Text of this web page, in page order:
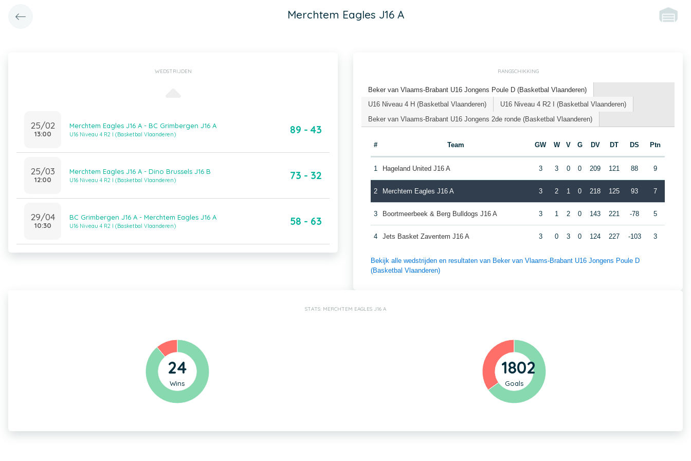
Merchtem Eagles J16 A
WEDSTRIJDEN
25/02
13:00
Merchtem Eagles J16 A - BC Grimbergen J16 A
U16 Niveau 4 R2 I (Basketbal Vlaanderen) 89 - 43
25/03
12:00
Merchtem Eagles J16 A - Dino Brussels J16 B
U16 Niveau 4 R2 I (Basketbal Vlaanderen) 73 - 32
29/04
10:30
BC Grimbergen J16 A - Merchtem Eagles J16 A
U16 Niveau 4 R2 I (Basketbal Vlaanderen) 58 - 63
RANGSCHIKKING
Beker van Vlaams-Brabant U16 Jongens Poule D (Basketbal Vlaanderen)
U16 Niveau 4 H (Basketbal Vlaanderen)
U16 Niveau 4 R2 I (Basketbal Vlaanderen)
Beker van Vlaams-Brabant U16 Jongens 2de ronde (Basketbal Vlaanderen)
# Team GW W V G DV DT DS Ptn
1 Hageland United J16 A 3 3 0 0 209 121 88 9
2 Merchtem Eagles J16 A 3 2 1 0 218 125 93 7
3 Boortmeerbeek & Berg Bulldogs J16 A 3 1 2 0 143 221 -78 5
4 Jets Basket Zaventem J16 A 3 0 3 0 124 227 -103 3
Bekijk alle wedstrijden en resultaten van Beker van Vlaams-Brabant U16 Jongens Poule D
(Basketbal Vlaanderen)
STATS: MERCHTEM EAGLES J16 A
24
Wins
1802
Goals